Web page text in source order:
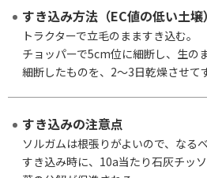
すき込み方法（EC値の低い土壌）
トラクターで立毛のまますき込む。
チョッパーで5cm位に細断し、生の
細断したものを、2～3日乾燥させて
すき込みの注意点
ソルガムは根張りがよいので、なる
すき込み時に、10a当たり石灰チッ